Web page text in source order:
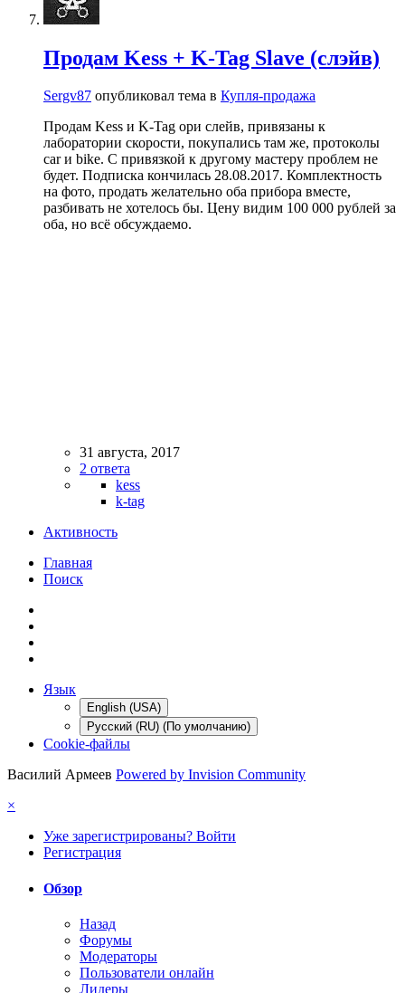
Продам Kess + K-Tag Slave (слэйв)
Sergv87 опубликовал тема в Купля-продажа
Продам Kess и K-Tag ори слейв, привязаны к
лаборатории скорости, покупались там же, протоколы
car и bike. С привязкой к другому мастеру проблем не
будет. Подписка кончилась 28.08.2017. Комплектность
на фото, продать желательно оба прибора вместе,
разбивать не хотелось бы. Цену видим 100 000 рублей за
оба, но всё обсуждаемо.
31 августа, 2017
2 ответа
kess
k-tag
Активность
Главная
Поиск
Язык
English (USA)
Русский (RU) (По умолчанию)
Cookie-файлы
Василий Армеев Powered by Invision Community
×
Уже зарегистрированы? Войти
Регистрация
Обзор
Назад
Форумы
Модераторы
Пользователи онлайн
Лидеры